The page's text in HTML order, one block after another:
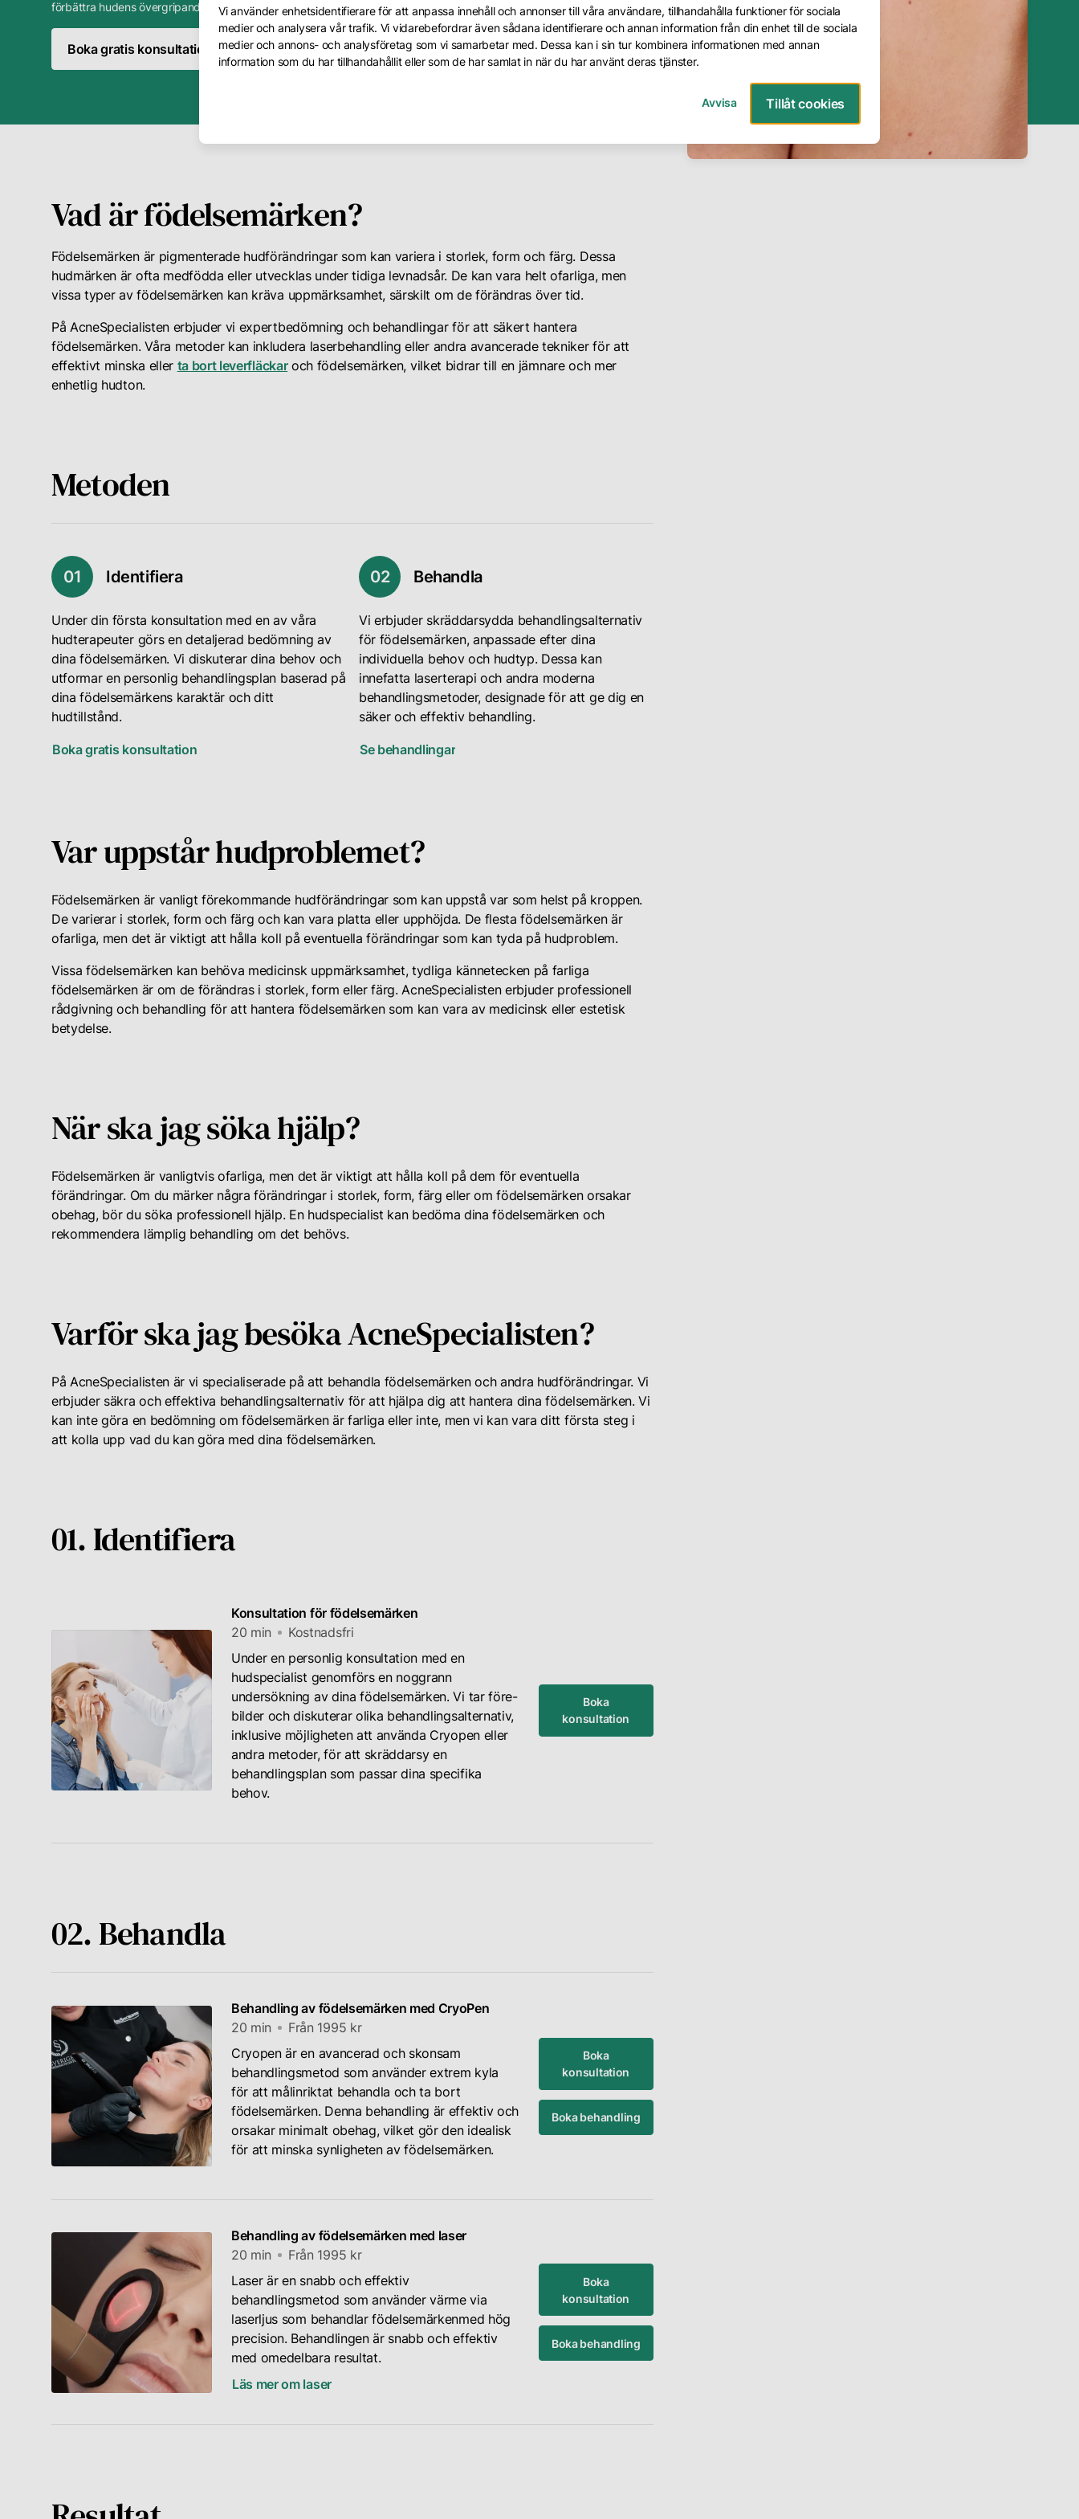
Vi använder enhetsidentifierare för att anpassa innehåll och annonser till våra användare, tillhandahålla funktioner för sociala
medier och analysera vår trafik. Vi vidarebefordrar även sådana identifierare och annan information från din enhet till de sociala
medier och annons- och analysföretag som vi samarbetar med. Dessa kan i sin tur kombinera informationen med annan
information som du har tillhandahållit eller som de har samlat in när du har använt deras tjänster.
Avvisa Tillåt cookies
Även kallat
Leverfläckar
förbättra hudens övergripande utseende och textur.
Boka gratis konsultation Boka behandling
Vad är födelsemärken?
Födelsemärken är pigmenterade hudförändringar som kan variera i storlek, form och färg. Dessa
hudmärken är ofta medfödda eller utvecklas under tidiga levnadsår. De kan vara helt ofarliga, men
vissa typer av födelsemärken kan kräva uppmärksamhet, särskilt om de förändras över tid.
På AcneSpecialisten erbjuder vi expertbedömning och behandlingar för att säkert hantera
födelsemärken. Våra metoder kan inkludera laserbehandling eller andra avancerade tekniker för att
effektivt minska eller ta bort leverfläckaroch födelsemärken, vilket bidrar till en jämnare och mer
enhetlig hudton.
Metoden
01 Identifiera
Under din första konsultation med en av våra
hudterapeuter görs en detaljerad bedömning av
dina födelsemärken. Vi diskuterar dina behov och
utformar en personlig behandlingsplan baserad på
dina födelsemärkens karaktär och ditt
hudtillstånd.
Boka gratis konsultation
02 Behandla
Vi erbjuder skräddarsydda behandlingsalternativ
för födelsemärken, anpassade efter dina
individuella behov och hudtyp. Dessa kan
innefatta laserterapi och andra moderna
behandlingsmetoder, designade för att ge dig en
säker och effektiv behandling.
Se behandlingar
Var uppstår hudproblemet?
Födelsemärken är vanligt förekommande hudförändringar som kan uppstå var som helst på kroppen.
De varierar i storlek, form och färg och kan vara platta eller upphöjda. De flesta födelsemärken är
ofarliga, men det är viktigt att hålla koll på eventuella förändringar som kan tyda på hudproblem.
Vissa födelsemärken kan behöva medicinsk uppmärksamhet, tydliga kännetecken på farliga
födelsemärken är om de förändras i storlek, form eller färg. AcneSpecialisten erbjuder professionell
rådgivning och behandling för att hantera födelsemärken som kan vara av medicinsk eller estetisk
betydelse.
När ska jag söka hjälp?
Födelsemärken är vanligtvis ofarliga, men det är viktigt att hålla koll på dem för eventuella
förändringar. Om du märker några förändringar i storlek, form, färg eller om födelsemärken orsakar
obehag, bör du söka professionell hjälp. En hudspecialist kan bedöma dina födelsemärken och
rekommendera lämplig behandling om det behövs.
Varför ska jag besöka AcneSpecialisten?
På AcneSpecialisten är vi specialiserade på att behandla födelsemärken och andra hudförändringar. Vi
erbjuder säkra och effektiva behandlingsalternativ för att hjälpa dig att hantera dina födelsemärken. Vi
kan inte göra en bedömning om födelsemärken är farliga eller inte, men vi kan vara ditt första steg i
att kolla upp vad du kan göra med dina födelsemärken.
01. Identifiera
Konsultation för födelsemärken
20 min
Kostnadsfri
Under en personlig konsultation med en
hudspecialist genomförs en noggrann
undersökning av dina födelsemärken. Vi tar före-
bilder och diskuterar olika behandlingsalternativ,
inklusive möjligheten att använda Cryopen eller
andra metoder, för att skräddarsy en
behandlingsplan som passar dina specifika
behov.
Boka
konsultation
02. Behandla
Behandling av födelsemärken med CryoPen
20 min
Från 1995 kr
Cryopen är en avancerad och skonsam
behandlingsmetod som använder extrem kyla
för att målinriktat behandla och ta bort
födelsemärken. Denna behandling är effektiv och
orsakar minimalt obehag, vilket gör den idealisk
för att minska synligheten av födelsemärken.
Boka
konsultation
Boka behandling
Behandling av födelsemärken med laser
20 min
Från 1995 kr
Laser är en snabb och effektiv
behandlingsmetod som använder värme via
laserljus som behandlar födelsemärkenmed hög
precision. Behandlingen är snabb och effektiv
med omedelbara resultat.
Läs mer om laser
Boka
konsultation
Boka behandling